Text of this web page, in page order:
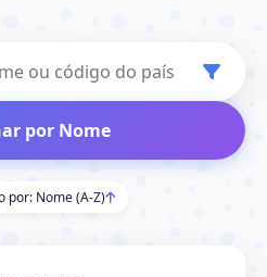
por Nome
por: Nome (A-Z)